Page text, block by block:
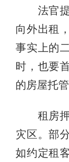
法官提
向外出租
事实上的
时，也要
的房屋托管
租房押
灾区。部
如约定租